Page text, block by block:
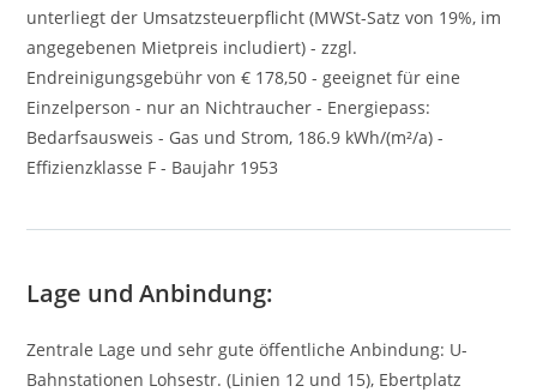
unterliegt der Umsatzsteuerpflicht (MWSt-Satz von 19%, im
angegebenen Mietpreis includiert) - zzgl.
Endreinigungsgebühr von € 178,50 - geeignet für eine
Einzelperson - nur an Nichtraucher - Energiepass:
Bedarfsausweis - Gas und Strom, 186.9 kWh/(m²/a) -
Effizienzklasse F - Baujahr 1953
Lage und Anbindung:
Zentrale Lage und sehr gute öffentliche Anbindung: U-
Bahnstationen Lohsestr. (Linien 12 und 15), Ebertplatz